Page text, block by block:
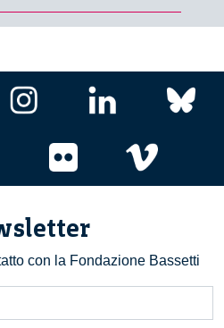
con la Fondazione Bassetti